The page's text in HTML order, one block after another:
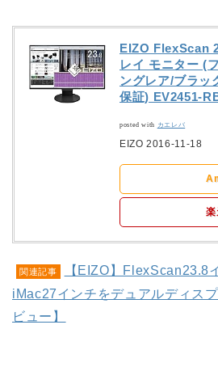
EIZO FlexScan
レイ モニター (
ングレア/ブラッ
保証) EV2451-
posted with カエレバ
EIZO 2016-11-18
楽
関連記事
【EIZO】FlexScan23.8
iMac27インチをデュアルディス
ビュー】